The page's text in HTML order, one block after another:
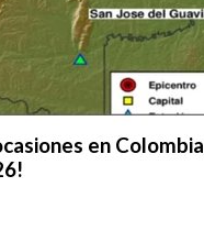
en Colombia